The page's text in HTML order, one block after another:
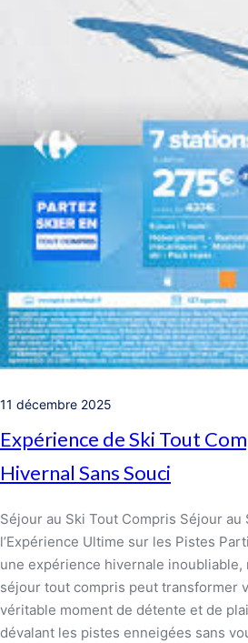
11 décembre 2025
Expérience de Ski Tout
Hivernal Sans Souci
Séjour au Ski Tout Compris Séjour
l’Expérience Ultime sur les Pistes
une expérience hivernale inoubliable,
séjour tout compris peut transformer
véritable moment de détente et de
dévalant les pistes enneigées sans